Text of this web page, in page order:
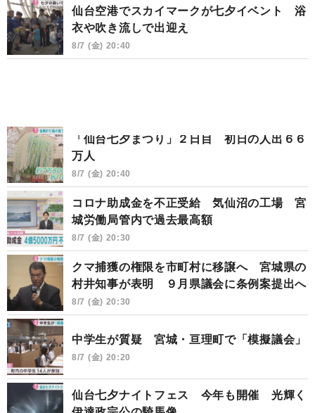
仙台空港でスカイマークが七夕イベント 浴
衣や吹き流しで出迎え
8/7 (金) 20:40
「仙台七夕まつり」２日目 初日の人出６６
万人
8/7 (金) 20:40
コロナ助成金を不正受給 気仙沼の工場 宮
城労働局管内で過去最高額
8/7 (金) 20:30
クマ捕獲の権限を市町村に移譲へ 宮城県の
村井知事が表明 ９月県議会に条例案提出へ
8/7 (金) 20:30
中学生が質疑 宮城・亘理町で「模擬議会」
8/7 (金) 20:20
仙台七夕ナイトフェス 今年も開催 光輝く